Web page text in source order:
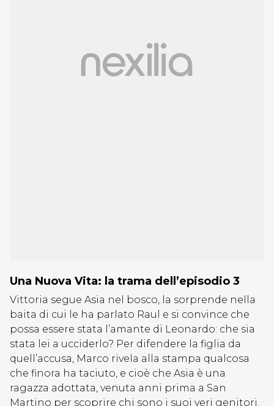
Una Nuova Vita: la trama dell’episodio 3
Vittoria segue Asia nel bosco, la sorprende nella
baita di cui le ha parlato Raul e si convince che
possa essere stata l’amante di Leonardo: che sia
stata lei a ucciderlo? Per difendere la figlia da
quell’accusa, Marco rivela alla stampa qualcosa
che finora ha taciuto, e cioè che Asia è una
ragazza adottata, venuta anni prima a San
Martino per scoprire chi sono i suoi veri genitori.